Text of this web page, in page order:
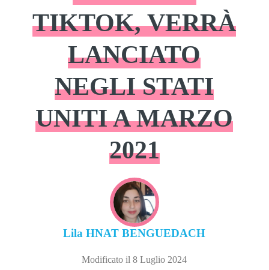
TIKTOK, VERRÀ
LANCIATO
NEGLI STATI
UNITI A MARZO
2021
Lila HNAT BENGUEDACH
Modificato il 8 Luglio 2024